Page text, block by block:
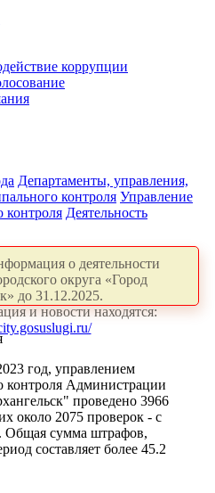
коррупции
Департаменты, управления,
контроля Управление
Деятельность
о деятельности
округа «Город
до 31.12.2025.
и новости находятся:
год, управлением
Администрации
проведено 3966
около 2075 проверок - с
сумма штрафов,
составляет более 45.2